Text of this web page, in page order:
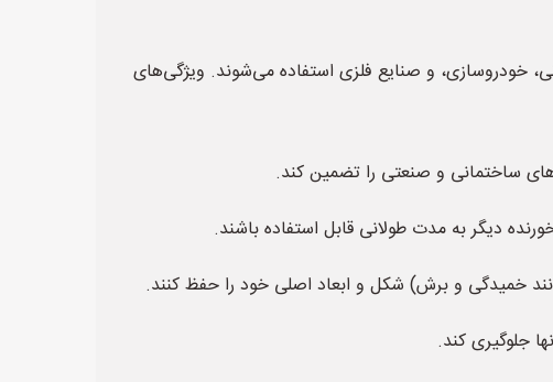
خودروسازی، و صنایع فلزی استفاده می‌شوند. ویژگی‌های
ساختمانی و صنعتی را تضمین کند.
دیگر به مدت طولانی قابل استفاده باشند.
خمیدگی و برش) شکل و ابعاد اصلی خود را حفظ کنند.
جلوگیری کند.